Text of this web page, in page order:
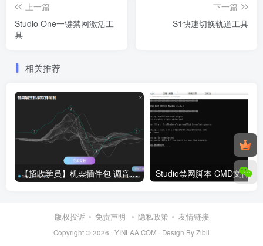
上一篇
Studio One一键禁网激活工
具
下一篇
S1快速切换轨道工具
相关推荐
【招收学员】机架插件包 调音工具箱 封装工具箱 声卡调试 AI翻唱 RVC变声 教学指导定制服务 Studio禁网脚本 CMD文件
版权投诉 免责声明 隐私政策 友情链接
Copyright © 2026 · YINLAA.COM · Design By Zibll